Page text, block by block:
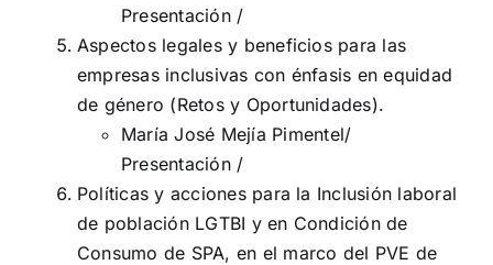
Presentación/
Aspectos legales y beneficios para las
empresas inclusivas con énfasis en equidad
de género (Retos y Oportunidades).
María José Mejía Pimentel/
Presentación/
Políticas y acciones para la Inclusión laboral
de población LGTBI y en Condición de
Consumo de SPA, en el marco del PVE de